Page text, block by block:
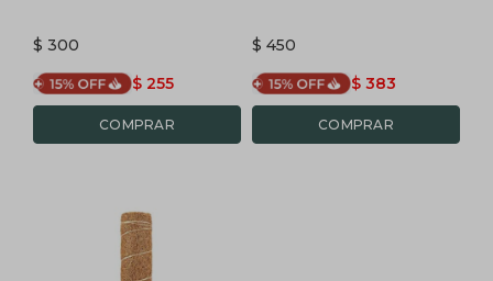
$ 300
$ 255
$ 450
$ 383